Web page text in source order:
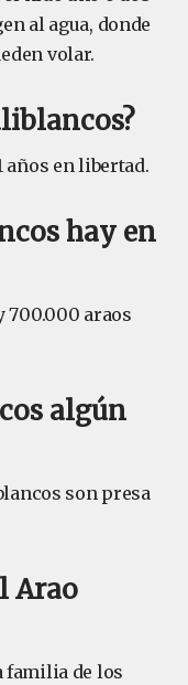
al agua, donde
volar.
años en libertad.
hay en
700.000 araos
algún
son presa
Arao
familia de los